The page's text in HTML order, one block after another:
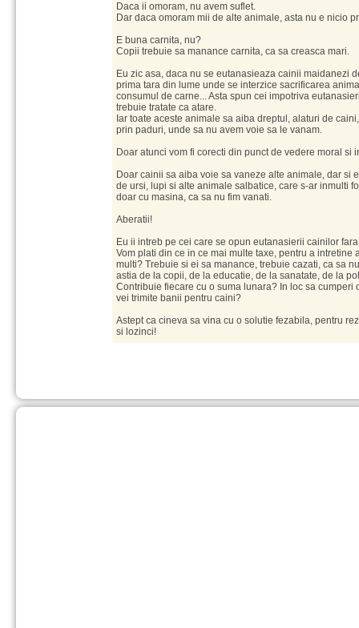
Daca ii omoram, nu avem suflet.
Dar daca omoram mii de alte animale, asta nu e nicio
E buna carnita, nu?
Copii trebuie sa manance carnita, ca sa creasca mari.
Eu zic asa, daca nu se eutanasieaza cainii maidanezi
prima tara din lume unde se interzice sacrificarea
consumul de carne... Asta spun cei impotriva
trebuie tratate ca atare.
Iar toate aceste animale sa aiba dreptul, alaturi de
prin paduri, unde sa nu avem voie sa le vanam.
Doar atunci vom fi corecti din punct de vedere moral si
Doar cainii sa aiba voie sa vaneze alte animale, dar si
de ursi, lupi si alte animale salbatice, care s-ar inmulti
doar cu masina, ca sa nu fim vanati.
Aberatii!
Eu ii intreb pe cei care se opun eutanasierii cainilor
Vom plati din ce in ce mai multe taxe, pentru a intretine
multi? Trebuie si ei sa manance, trebuie cazati, ca sa
astia de la copii, de la educatie, de la sanatate, de la
Contribuie fiecare cu o suma lunara? In loc sa cumperi
vei trimite banii pentru caini?
Astept ca cineva sa vina cu o solutie fezabila, pentru
si lozinci!